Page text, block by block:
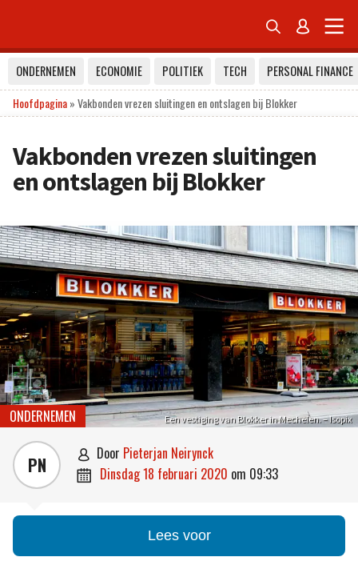
 
ONDERNEMEN ECONOMIE POLITIEK TECH
PERSONAL FINANCE
Hoofdpagina»Vakbonden vrezen sluitingen en ontslagen bij Blokker
Vakbonden vrezen sluitingen
en ontslagen bij Blokker
Een vestiging van Blokker in Mechelen. – Isopix
ONDERNEMEN
PN  door Pieterjan Neirynck
 dinsdag 18 februari 2020 om 09:33
Lees voor